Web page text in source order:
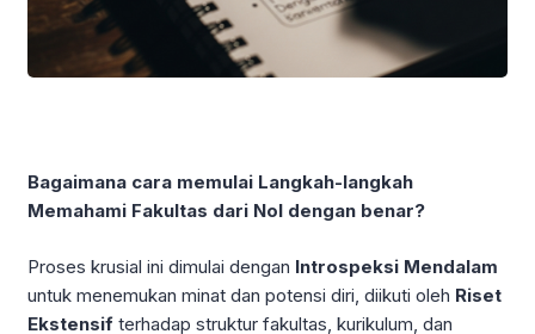
Bagaimana cara memulai Langkah-langkah
Memahami Fakultas dari Nol dengan benar?
Proses krusial ini dimulai dengan Introspeksi Mendalam
untuk menemukan minat dan potensi diri, diikuti oleh Riset
Ekstensif terhadap struktur fakultas, kurikulum, dan